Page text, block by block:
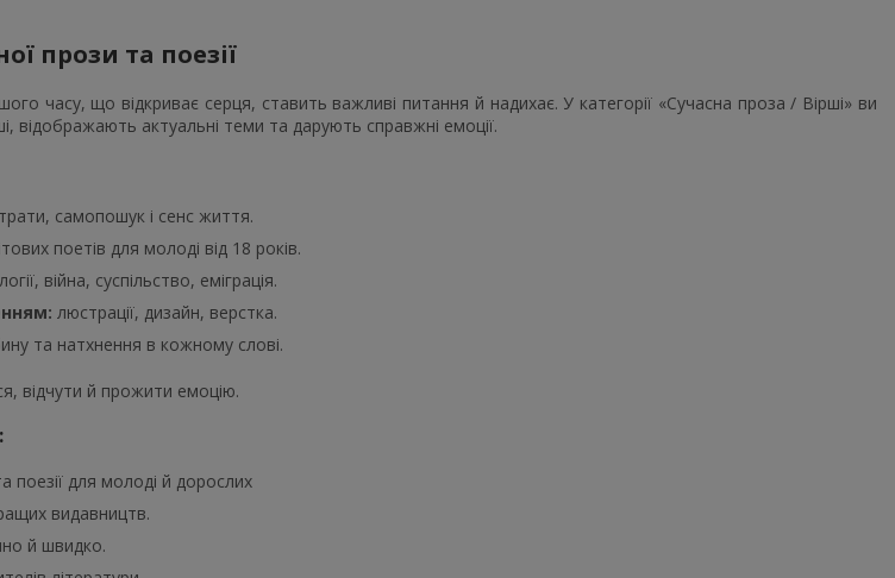
прози та поезії
часу, що відкриває серця, ставить важливі питання й надихає. У категорії «Сучасна проза / Вірші» ви
відображають актуальні теми та дарують справжні емоції.
самопошук і сенс життя.
поетів для молоді від 18 років.
війна, суспільство, еміграція.
люстрації, дизайн, верстка.
та натхнення в кожному слові.
відчути й прожити емоцію.
поезії для молоді й дорослих
видавництв.
й швидко.